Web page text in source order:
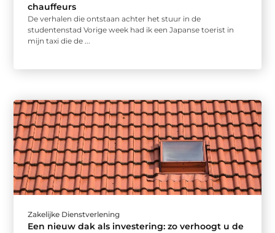
chauffeurs
De verhalen die ontstaan achter het stuur in de
studentenstad Vorige week had ik een Japanse toerist in
mijn taxi die de ...
Zakelijke Dienstverlening
Een nieuw dak als investering: zo verhoogt u de